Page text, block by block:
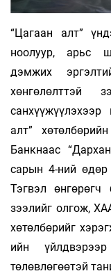
“Цагаан алт”
ноолуур, арьс
дэмжих
хөнгөлөлттэй
алт”
Банкнаас
сарын 4-ний
Тэгвэл
зээлийг олгож,
хөтөлбөрийг
ийн
төлөвлөгөөтэй